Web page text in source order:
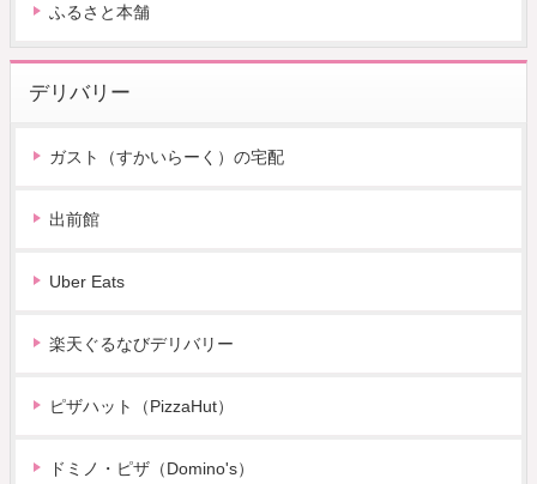
ふるさと本舗
デリバリー
ガスト（すかいらーく）の宅配
出前館
Uber Eats
楽天ぐるなびデリバリー
ピザハット（PizzaHut）
ドミノ・ピザ（Domino's）